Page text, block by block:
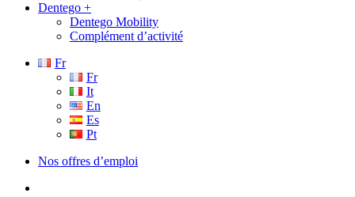
Dentego +
Dentego Mobility
Complément d’activité
Fr
Fr
It
En
Es
Pt
Nos offres d’emploi